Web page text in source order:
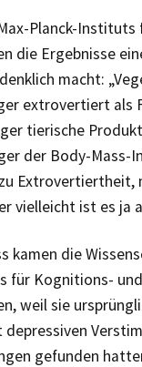
Planck-
die Ergebnisse
macht:
extrovertiert als
tierische
der Body-Mass-
Extrovertiertheit,
vielleicht ist es ja
kamen die
für Kognitions- und
weil sie
gefunden